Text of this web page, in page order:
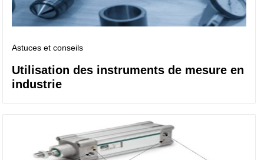
Astuces et conseils
Utilisation des instruments de mesure en
industrie